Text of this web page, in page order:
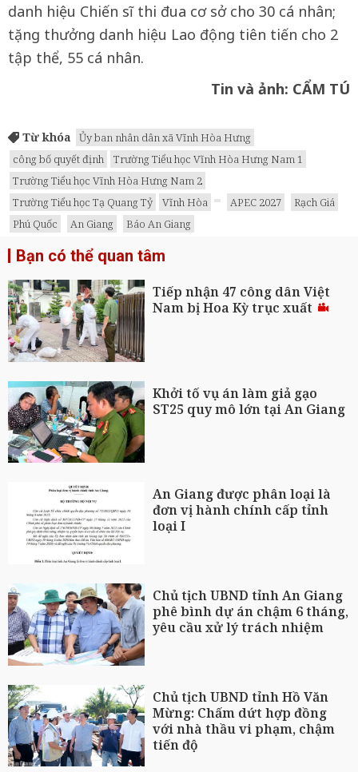
danh hiệu Chiến sĩ thi đua cơ sở cho 30 cá nhân;
tặng thưởng danh hiệu Lao động tiên tiến cho 2
tập thể, 55 cá nhân.
Tin và ảnh: CẨM TÚ
Từ khóa
Ủy ban nhân dân xã Vĩnh Hòa Hưng
công bố quyết định
Trường Tiểu học Vĩnh Hòa Hưng Nam 1
Trường Tiểu học Vĩnh Hòa Hưng Nam 2
Trường Tiểu học Tạ Quang Tỷ
Vĩnh Hòa APEC 2027
Rạch Giá
Phú Quốc
An Giang Báo An Giang
Bạn có thể quan tâm
Tiếp nhận 47 công dân Việt
Nam bị Hoa Kỳ trục xuất
Khởi tố vụ án làm giả gạo
ST25 quy mô lớn tại An Giang
An Giang được phân loại là
đơn vị hành chính cấp tỉnh
loại I
Chủ tịch UBND tỉnh An Giang
phê bình dự án chậm 6 tháng,
yêu cầu xử lý trách nhiệm
Chủ tịch UBND tỉnh Hồ Văn
Mừng: Chấm dứt hợp đồng
với nhà thầu vi phạm, chậm
tiến độ